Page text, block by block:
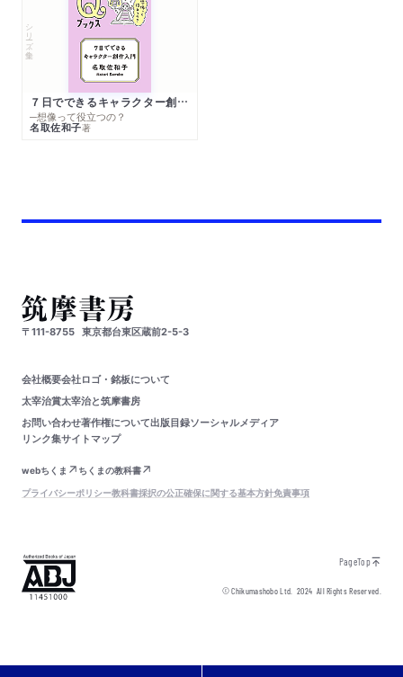
シリーズ・全集
７日でできるキャラクター創作入門
─想像って役立つの？
名取佐和子著
〒111-8755 東京都台東区蔵前2-5-3
会社概要会社ロゴ・銘板について
太宰治賞太宰治と筑摩書房
お問い合わせ著作権について出版目録ソーシャルメディア
リンク集サイトマップ
webちくま
ちくまの教科書
プライバシーポリシー教科書採択の公正確保に関する基本方針免責事項
PageTop
© Chikumashobo Ltd.2024 All Rights Reserved.